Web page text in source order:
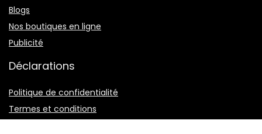
Blogs
Nos boutiques en ligne
Publicité
Déclarations
Politique de confidentialité
Termes et conditions